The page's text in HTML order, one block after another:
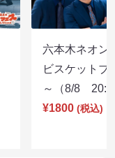
六本木ネオン
ビスケットブ
～（8/8
¥1800 (税込)